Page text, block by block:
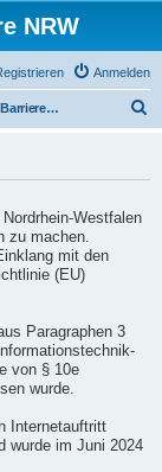
NRW
Anmelden
Erklärung zur Barrierefreiheit
Westfalen
zu machen.
mit den
(EU)
Paragraphen 3
von § 10e
wurde.
Internetauftritt
wurde im Juni 2024